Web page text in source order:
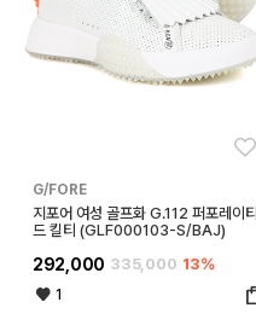
G/FORE
지포어 여성 골프화 G.112 퍼포레이티
드 킬티 (GLF000103-S/BAJ)
292,000 335,000 13%
1